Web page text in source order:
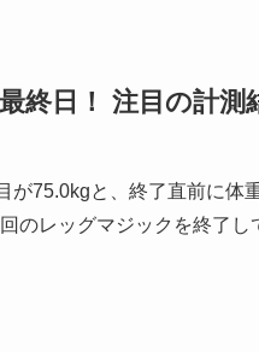
終日！ 注目の計測
が75.0kgと、終了直前に体
のレッグマジックを終了し